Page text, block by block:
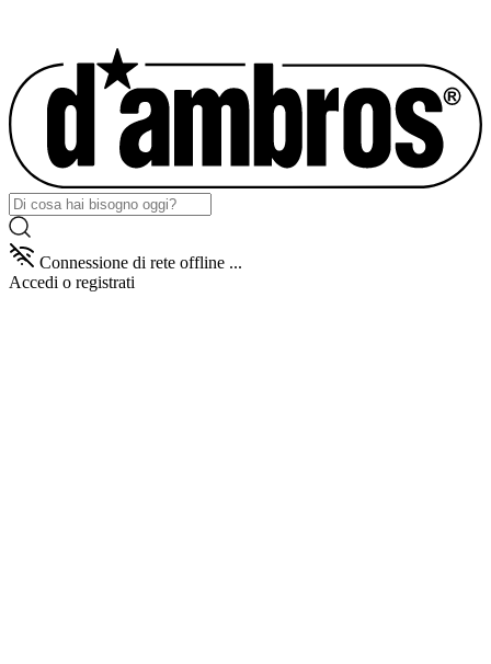
Connessione di rete offline ...
Accedi o registrati